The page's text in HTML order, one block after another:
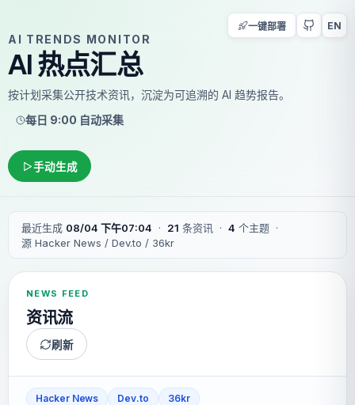
一键部署 EN
AI TRENDS MONITOR
AI 热点汇总
按计划采集公开技术资讯，沉淀为可追溯的 AI 趋势报告。
每日 9:00 自动采集
手动生成
最近生成 08/04 下午07:04 · 21 条资讯 · 4 个主题 ·
源 Hacker News / Dev.to / 36kr
NEWS FEED
资讯流
刷新
Hacker News Dev.to 36kr